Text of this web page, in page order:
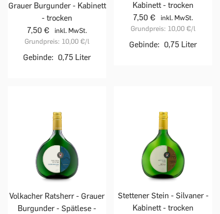
Grauer Burgunder - Kabinett
- trocken
7,50 €
inkl. MwSt.
Grundpreis: 10,00 €/l
Gebinde: 0,75 Liter
Kabinett - trocken
7,50 €
inkl. MwSt.
Grundpreis: 10,00 €/l
Gebinde: 0,75 Liter
Volkacher Ratsherr - Grauer
Burgunder - Spätlese -
Stettener Stein - Silvaner -
Kabinett - trocken